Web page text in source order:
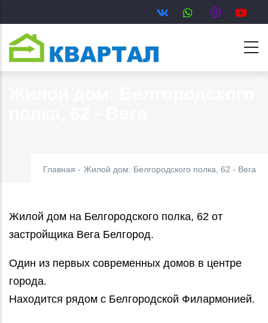
к
основному
содержанию
Главная - Жилой дом: Белгородского полка, 62 - Вега
Жилой дом на Белгородского полка, 62 от
застройщика Вега Белгород.
Один из первых современных домов в центре
города.
Находится рядом с Белгородской Филармонией.